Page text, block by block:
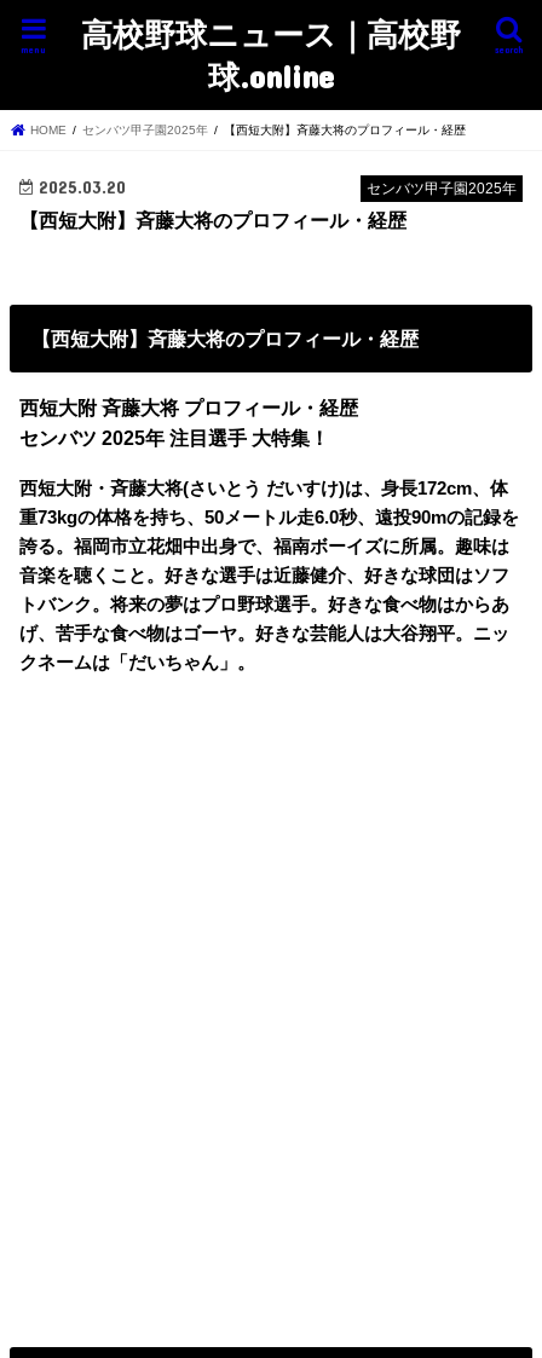
高校野球ニュース｜高校野
球.online
search
menu
HOME センバツ甲子園2025年 【西短大附】斉藤大将のプロフィール・経歴
センバツ甲子園2025年
2025.03.20
【西短大附】斉藤大将のプロフィール・経歴
【西短大附】斉藤大将のプロフィール・経歴
西短大附 斉藤大将 プロフィール・経歴
センバツ 2025年 注目選手 大特集！
西短大附・斉藤大将(さいとう だいすけ)は、身長172cm、体
重73kgの体格を持ち、50メートル走6.0秒、遠投90mの記録を
誇る。福岡市立花畑中出身で、福南ボーイズに所属。趣味は
音楽を聴くこと。好きな選手は近藤健介、好きな球団はソフ
トバンク。将来の夢はプロ野球選手。好きな食べ物はからあ
げ、苦手な食べ物はゴーヤ。好きな芸能人は大谷翔平。ニッ
クネームは「だいちゃん」。